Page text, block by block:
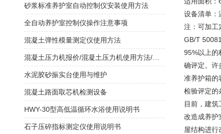
设备清单：
注：可加工
GB/T
95%以上的
确评定。许
准养护箱的
检验评定的
目前，建
改造成养护
屋结构进行
砂浆标准养护室自动控制仪安装使用方法
全自动养护室控制仪操作注意事项
混凝土弹性模量测定仪使用方法
水泥胶砂振实台使用与维护
混凝土路面取芯机检测设备
HWY-30型高低温循环水浴使用说明书
石子压碎指标测定仪使用说明书